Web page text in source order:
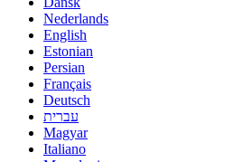
Nederlands
English
Estonian
Persian
Français
Deutsch
עברית
Magyar
Italiano